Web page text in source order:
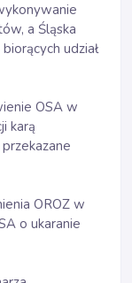
a Śląska
udział
OSA w
karą
OROZ w
o ukaranie